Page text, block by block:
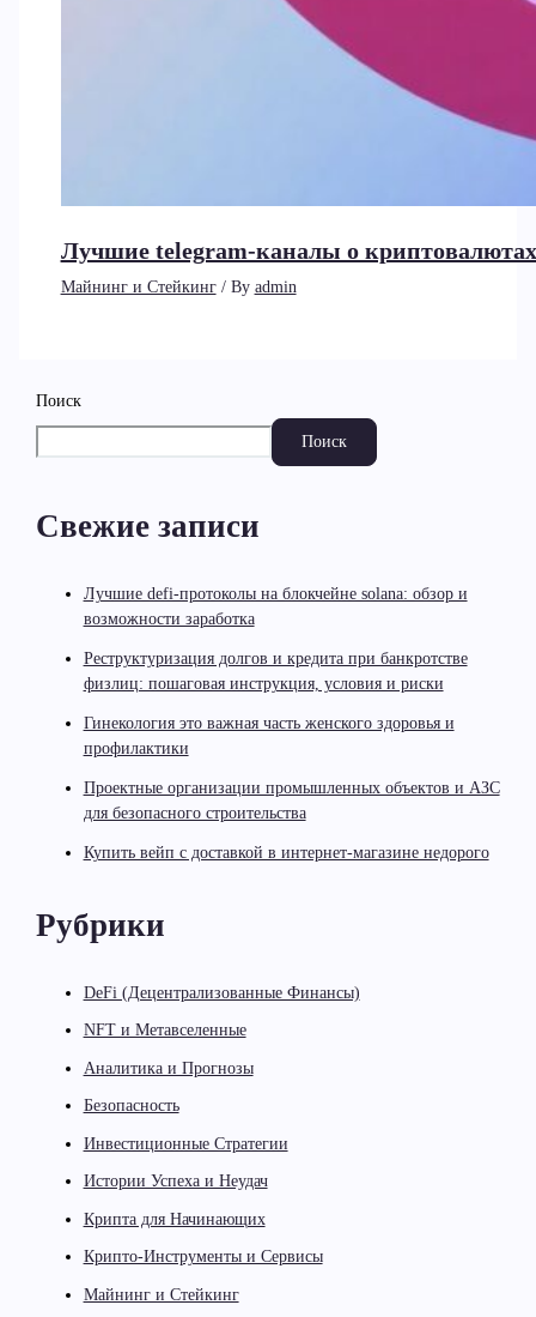
Лучшие telegram-каналы о
Майнинг и Стейкинг/ By admin
Поиск
Поиск
Свежие записи
Лучшие defi-протоколы на блокчейне solana: обзор и
возможности заработка
Реструктуризация долгов и кредита при банкротстве
физлиц: пошаговая инструкция, условия и риски
Гинекология это важная часть женского здоровья и
профилактики
Проектные организации промышленных объектов и АЗС
для безопасного строительства
Купить вейп с доставкой в интернет-магазине недорого
Рубрики
DeFi (Децентрализованные Финансы)
NFT и Метавселенные
Аналитика и Прогнозы
Безопасность
Инвестиционные Стратегии
Истории Успеха и Неудач
Крипта для Начинающих
Крипто-Инструменты и Сервисы
Майнинг и Стейкинг